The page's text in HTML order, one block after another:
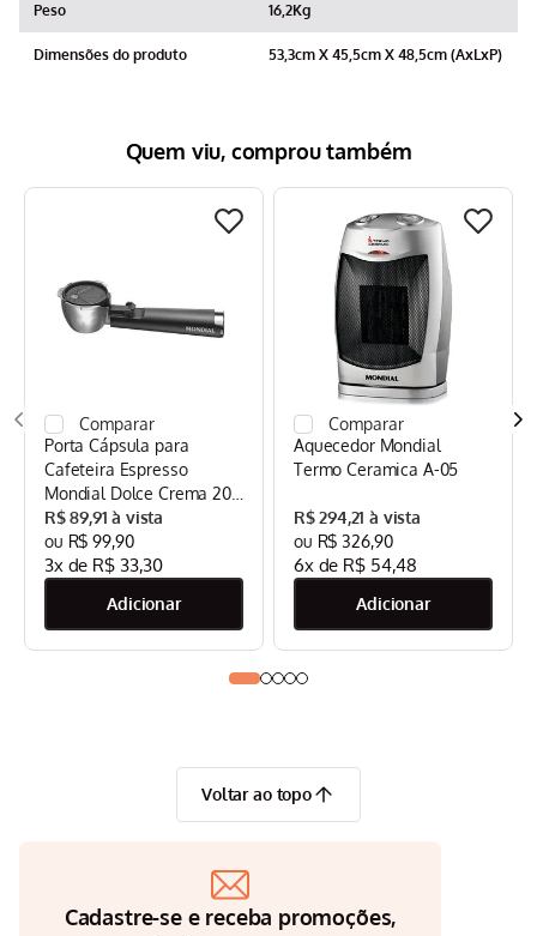
Peso 16,2Kg
Dimensões do produto 53,3cm X 45,5cm X 48,5cm (AxLxP)
Quem viu, comprou também
Porta Cápsula para
Cafeteira Espresso
Mondial Dolce Crema 20
Bar Mondial Preto/Inox -
CPC-DG
R$ 89,91
R$ 99,90
3x de R$ 33,30
Aquecedor Mondial
Termo Ceramica A-05
R$ 294,21
R$ 326,90
6x de R$ 54,48
Voltar ao topo
Cadastre-se e receba promoções,